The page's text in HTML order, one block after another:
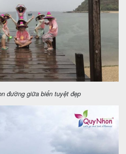
đường giữa biển tuyệt đẹp